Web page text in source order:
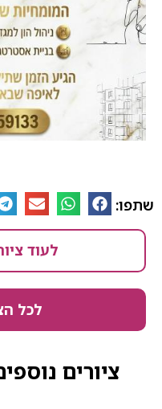
שתפו:
לעוד
לכל
ציורים